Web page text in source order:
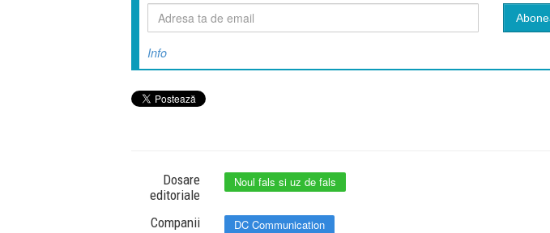
Info
Dosare
editoriale
Noul fals si uz de fals
Companii DC Communication